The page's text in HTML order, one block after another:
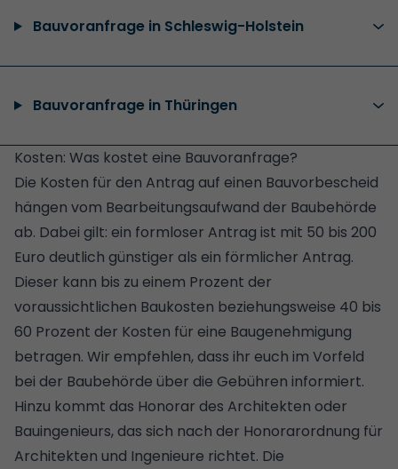
Bauvoranfrage in Schleswig-Holstein
Bauvoranfrage in Thüringen
Kosten: Was kostet eine Bauvoranfrage?
Die Kosten für den Antrag auf einen Bauvorbescheid
hängen vom Bearbeitungsaufwand der Baubehörde
ab. Dabei gilt: ein formloser Antrag ist mit 50 bis 200
Euro deutlich günstiger als ein förmlicher Antrag.
Dieser kann bis zu einem Prozent der
voraussichtlichen Baukosten beziehungsweise 40 bis
60 Prozent der Kosten für eine Baugenehmigung
betragen. Wir empfehlen, dass ihr euch im Vorfeld
bei der Baubehörde über die Gebühren informiert.
Hinzu kommt das Honorar des Architekten oder
Bauingenieurs, das sich nach der Honorarordnung für
Architekten und Ingenieure richtet. Die